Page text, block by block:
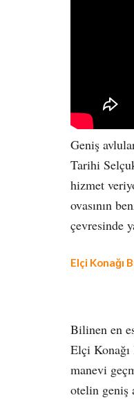
Geniş
Tarihi
hizmet
ovasının
çevresinde
Elçi Konağı
Bilinen en
Elçi
manevi
otelin geniş